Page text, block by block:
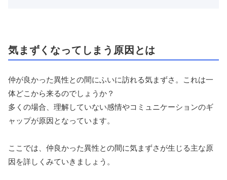
気まずくなってしまう原因とは
仲が良かった異性との間にふいに訪れる気まずさ。これは一
体どこから来るのでしょうか？
多くの場合、理解していない感情やコミュニケーションのギ
ャップが原因となっています。
ここでは、仲良かった異性との間に気まずさが生じる主な原
因を詳しくみていきましょう。